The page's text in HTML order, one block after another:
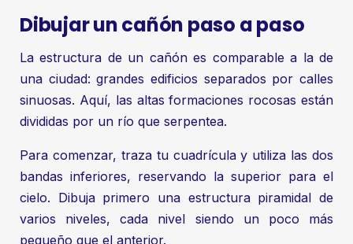
Dibujar un cañón paso a paso
La estructura de un cañón es comparable a la de
una ciudad: grandes edificios separados por calles
sinuosas. Aquí, las altas formaciones rocosas están
divididas por un río que serpentea.
Para comenzar, traza tu cuadrícula y utiliza las dos
bandas inferiores, reservando la superior para el
cielo. Dibuja primero una estructura piramidal de
varios niveles, cada nivel siendo un poco más
pequeño que el anterior.